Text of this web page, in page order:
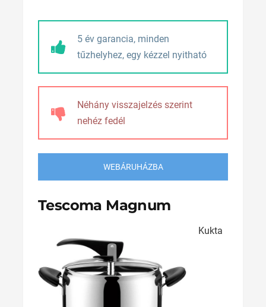
5 év garancia, minden
tűzhelyhez, egy kézzel nyitható
Néhány visszajelzés szerint
nehéz fedél
WEBÁRUHÁZBA
Tescoma Magnum
Kukta